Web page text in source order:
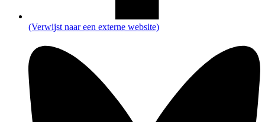
(Verwijst naar een externe website)